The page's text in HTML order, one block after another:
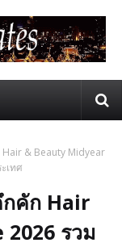
& Beauty Midyear
เทศ
กคัก Hair
รวม